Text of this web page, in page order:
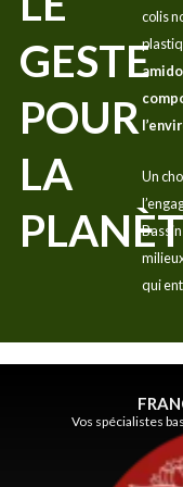
GESTE
POUR
LA
colis
Un
qui
Vos spécialistes